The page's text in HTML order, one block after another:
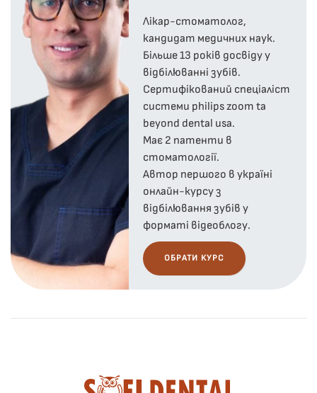
Лікар-стоматолог,
кандидат медичних наук.
Більше 13 років досвіду у
відбілюванні зубів.
Сертифікований спеціаліст
системи philips zoom ta
beyond dental usa.
Maє 2 патенти в
стоматології.
Автор першого в україні
онлайн-курсу з
відбілювання зубів у
форматі відеоблогу.
ОБРАТИ КУРС